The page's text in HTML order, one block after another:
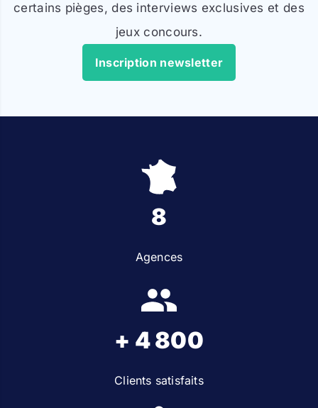
certains pièges, des interviews exclusives et des
jeux concours.
Inscription newsletter
8
Agences
+ 4 800
Clients satisfaits